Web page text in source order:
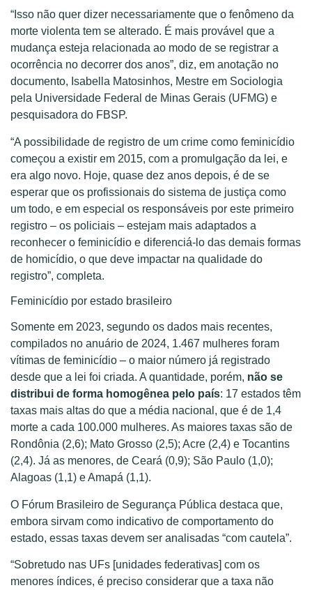
“Isso não quer dizer necessariamente que o fenômeno da
morte violenta tem se alterado. É mais provável que a
mudança esteja relacionada ao modo de se registrar a
ocorrência no decorrer dos anos”, diz, em anotação no
documento, Isabella Matosinhos, Mestre em Sociologia
pela Universidade Federal de Minas Gerais (UFMG) e
pesquisadora do FBSP.
“A possibilidade de registro de um crime como feminicídio
começou a existir em 2015, com a promulgação da lei, e
era algo novo. Hoje, quase dez anos depois, é de se
esperar que os profissionais do sistema de justiça como
um todo, e em especial os responsáveis por este primeiro
registro – os policiais – estejam mais adaptados a
reconhecer o feminicídio e diferenciá-lo das demais formas
de homicídio, o que deve impactar na qualidade do
registro”, completa.
Feminicídio por estado brasileiro
Somente em 2023, segundo os dados mais recentes,
compilados no anuário de 2024, 1.467 mulheres foram
vítimas de feminicídio – o maior número já registrado
desde que a lei foi criada. A quantidade, porém, não se
distribui de forma homogênea pelo país: 17 estados têm
taxas mais altas do que a média nacional, que é de 1,4
morte a cada 100.000 mulheres. As maiores taxas são de
Rondônia (2,6); Mato Grosso (2,5); Acre (2,4) e Tocantins
(2,4). Já as menores, de Ceará (0,9); São Paulo (1,0);
Alagoas (1,1) e Amapá (1,1).
O Fórum Brasileiro de Segurança Pública destaca que,
embora sirvam como indicativo de comportamento do
estado, essas taxas devem ser analisadas “com cautela”.
“Sobretudo nas UFs [unidades federativas] com os
menores índices, é preciso considerar que a taxa não